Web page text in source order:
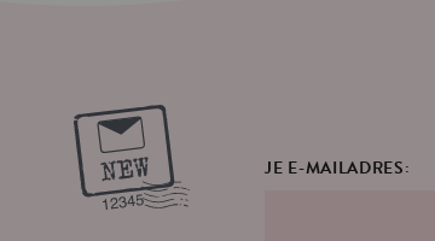
JE E-MAILADRES: